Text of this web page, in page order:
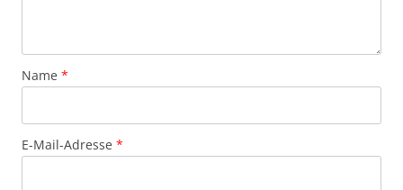
Name *
E-Mail-Adresse *